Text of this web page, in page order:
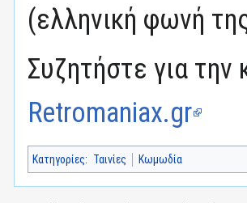
(ελληνική φωνή
Συζητήστε για την
Retromaniax.gr
Κατηγορίες: Ταινίες Κωμωδία